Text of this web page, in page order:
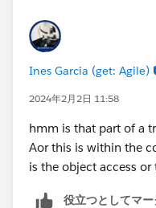
Ines Garcia (get: Agile)
2024年2月2日 11:58
hmm is that part of a
Aor this is within the
is the object access
役立つとしてマー